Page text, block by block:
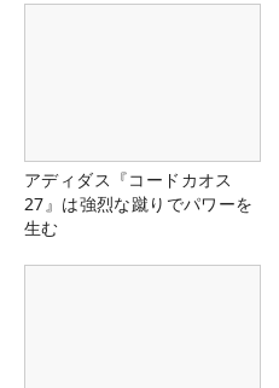
アディダス『コードカオス
27』は強烈な蹴りでパワーを
生む